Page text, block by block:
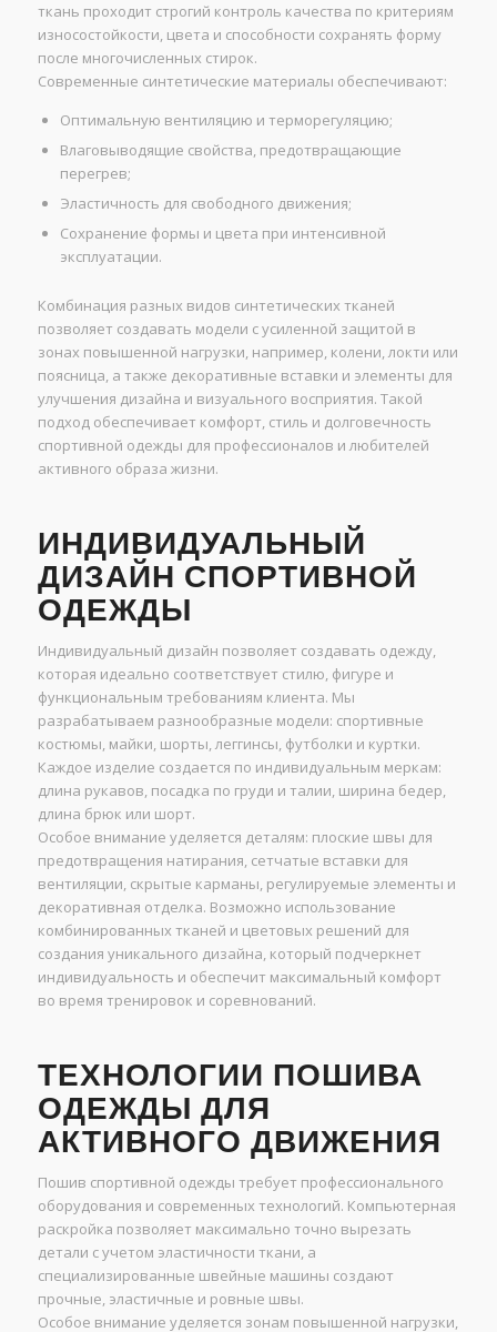
ткань проходит строгий контроль качества по критериям
износостойкости, цвета и способности сохранять форму
после многочисленных стирок.
Современные синтетические материалы обеспечивают:
Оптимальную вентиляцию и терморегуляцию;
Влаговыводящие свойства, предотвращающие
перегрев;
Эластичность для свободного движения;
Сохранение формы и цвета при интенсивной
эксплуатации.
Комбинация разных видов синтетических тканей
позволяет создавать модели с усиленной защитой в
зонах повышенной нагрузки, например, колени, локти или
поясница, а также декоративные вставки и элементы для
улучшения дизайна и визуального восприятия. Такой
подход обеспечивает комфорт, стиль и долговечность
спортивной одежды для профессионалов и любителей
активного образа жизни.
ИНДИВИДУАЛЬНЫЙ
ДИЗАЙН СПОРТИВНОЙ
ОДЕЖДЫ
Индивидуальный дизайн позволяет создавать одежду,
которая идеально соответствует стилю, фигуре и
функциональным требованиям клиента. Мы
разрабатываем разнообразные модели: спортивные
костюмы, майки, шорты, леггинсы, футболки и куртки.
Каждое изделие создается по индивидуальным меркам:
длина рукавов, посадка по груди и талии, ширина бедер,
длина брюк или шорт.
Особое внимание уделяется деталям: плоские швы для
предотвращения натирания, сетчатые вставки для
вентиляции, скрытые карманы, регулируемые элементы и
декоративная отделка. Возможно использование
комбинированных тканей и цветовых решений для
создания уникального дизайна, который подчеркнет
индивидуальность и обеспечит максимальный комфорт
во время тренировок и соревнований.
ТЕХНОЛОГИИ ПОШИВА
ОДЕЖДЫ ДЛЯ
АКТИВНОГО ДВИЖЕНИЯ
Пошив спортивной одежды требует профессионального
оборудования и современных технологий. Компьютерная
раскройка позволяет максимально точно вырезать
детали с учетом эластичности ткани, а
специализированные швейные машины создают
прочные, эластичные и ровные швы.
Особое внимание уделяется зонам повышенной нагрузки,